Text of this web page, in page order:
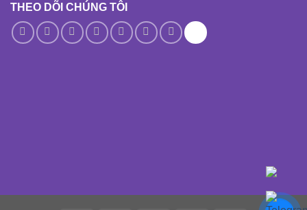
THEO DÕI CHÚNG TÔI